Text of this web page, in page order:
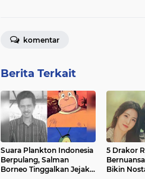
komentar
Berita Terkait
Suara Plankton Indonesia
Berpulang, Salman
Borneo Tinggalkan Jejak
5 Drakor
Bikin